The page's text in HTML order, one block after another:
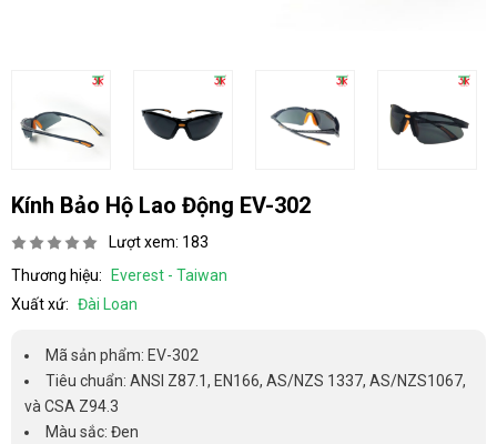
Kính Bảo Hộ Lao Động EV-302
Lượt xem: 183
Thương hiệu:
Everest - Taiwan
Xuất xứ: Đài Loan
Mã sản phẩm: EV-302
Tiêu chuẩn: ANSI Z87.1, EN166, AS/NZS 1337, AS/NZS1067,
và CSA Z94.3
Màu sắc: Đen